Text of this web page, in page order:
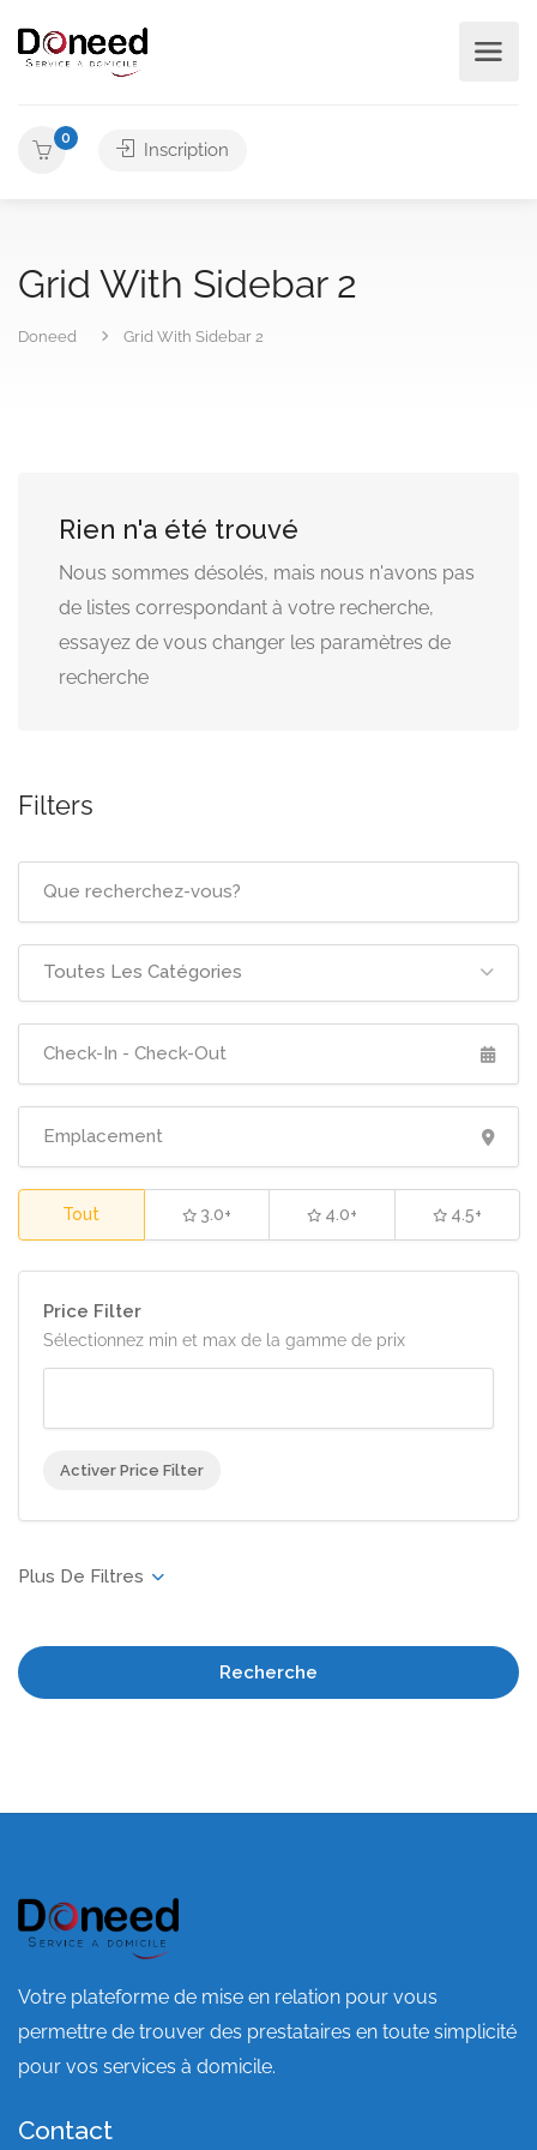
0
Inscription
Grid With Sidebar 2
Doneed Grid With Sidebar 2
Rien n'a été trouvé
Nous sommes désolés, mais nous n'avons pas
de listes correspondant à votre recherche,
essayez de vous changer les paramètres de
recherche
Filters
Toutes Les Catégories
Tout 3.0+ 4.0+ 4.5+
Price Filter
Sélectionnez min et max de la gamme de prix
Activer Price Filter
Recherche
Votre plateforme de mise en relation pour vous
permettre de trouver des prestataires en toute simplicité
pour vos services à domicile.
Contact